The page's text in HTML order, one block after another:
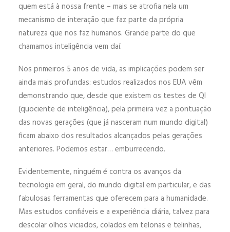
quem está à nossa frente – mais se atrofia nela um
mecanismo de interação que faz parte da própria
natureza que nos faz humanos. Grande parte do que
chamamos inteligência vem daí.
Nos primeiros 5 anos de vida, as implicações podem ser
ainda mais profundas: estudos realizados nos EUA vêm
demonstrando que, desde que existem os testes de QI
(quociente de inteligência), pela primeira vez a pontuação
das novas gerações (que já nasceram num mundo digital)
ficam abaixo dos resultados alcançados pelas gerações
anteriores. Podemos estar… emburrecendo.
Evidentemente, ninguém é contra os avanços da
tecnologia em geral, do mundo digital em particular, e das
fabulosas ferramentas que oferecem para a humanidade.
Mas estudos confiáveis e a experiência diária, talvez para
descolar olhos viciados, colados em telonas e telinhas,